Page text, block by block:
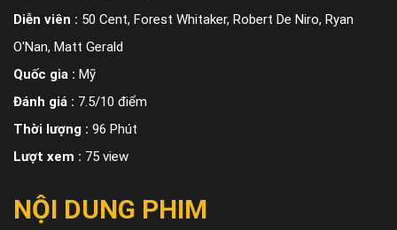
Diễn viên : 50 Cent, Forest Whitaker, Robert De Niro, Ryan
O'Nan, Matt Gerald
Quốc gia : Mỹ
Đánh giá : 7.5/10 điểm
Thời lượng : 96 Phút
Lượt xem : 75 view
NỘI DUNG PHIM